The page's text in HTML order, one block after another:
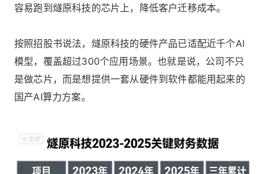
容易跑到燧原科技的芯片上，降低客户迁移成本。
按照招股书说法，燧原科技的硬件产品已适配近千个AI
模型，覆盖超过300个应用场景。也就是说，公司不只
是做芯片，而是想提供一套从硬件到软件都能用起来的
国产AI算力方案。